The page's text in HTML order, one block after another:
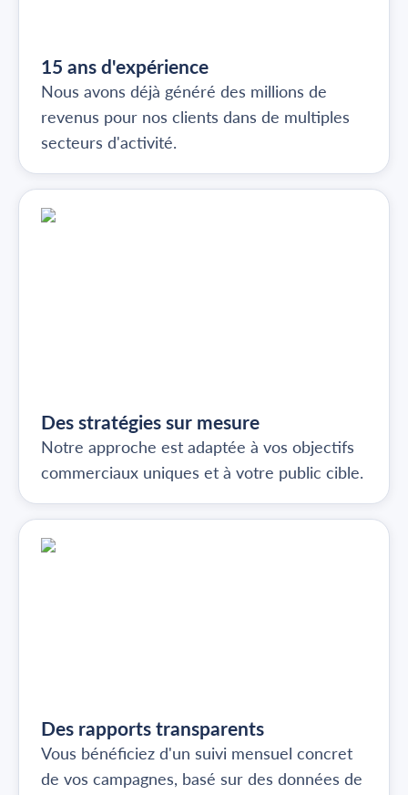
15 ans d'expérience
Nous avons déjà généré des millions de
revenus pour nos clients dans de multiples
secteurs d'activité.
Des stratégies sur mesure
Notre approche est adaptée à vos objectifs
commerciaux uniques et à votre public cible.
Des rapports transparents
Vous bénéficiez d'un suivi mensuel concret
de vos campagnes, basé sur des données de